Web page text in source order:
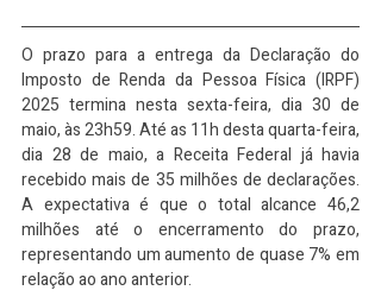
O prazo para a entrega da Declaração do
Imposto de Renda da Pessoa Física (IRPF)
2025 termina nesta sexta-feira, dia 30 de
maio, às 23h59. Até as 11h desta quarta-feira,
dia 28 de maio, a Receita Federal já havia
recebido mais de 35 milhões de declarações.
A expectativa é que o total alcance 46,2
milhões até o encerramento do prazo,
representando um aumento de quase 7% em
relação ao ano anterior.